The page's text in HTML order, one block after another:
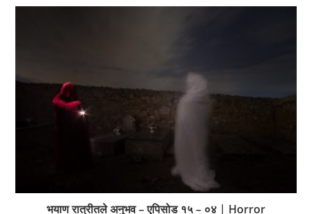
भयाण रात्रीतले अनुभव – एपिसोड १५ – ०४ | Horror